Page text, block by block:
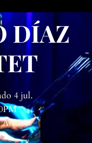
DÍAZ
4 jul.